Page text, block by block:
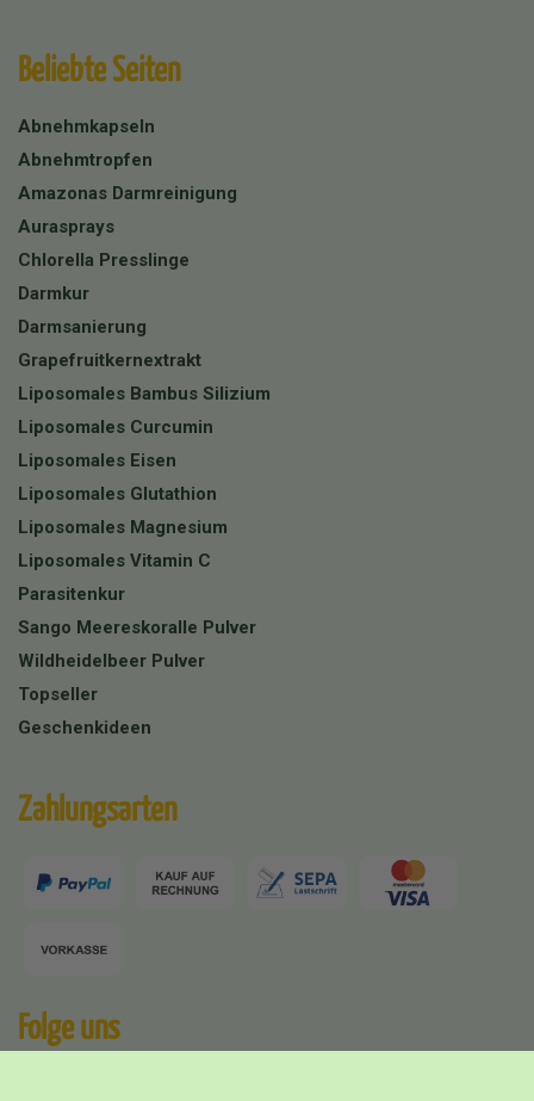
Beliebte Seiten
Abnehmkapseln
Abnehmtropfen
Amazonas Darmreinigung
Aurasprays
Chlorella Presslinge
Darmkur
Darmsanierung
Grapefruitkernextrakt
Liposomales Bambus Silizium
Liposomales Curcumin
Liposomales Eisen
Liposomales Glutathion
Liposomales Magnesium
Liposomales Vitamin C
Parasitenkur
Sango Meereskoralle Pulver
Wildheidelbeer Pulver
Topseller
Geschenkideen
Zahlungsarten
Folge uns